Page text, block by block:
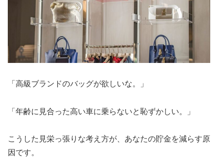
「高級ブランドのバッグが欲しいな。」
「年齢に見合った高い車に乗らないと恥ずかしい。」
こうした見栄っ張りな考え方が、あなたの貯金を減らす原
因です。